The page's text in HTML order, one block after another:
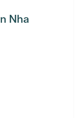
Nha